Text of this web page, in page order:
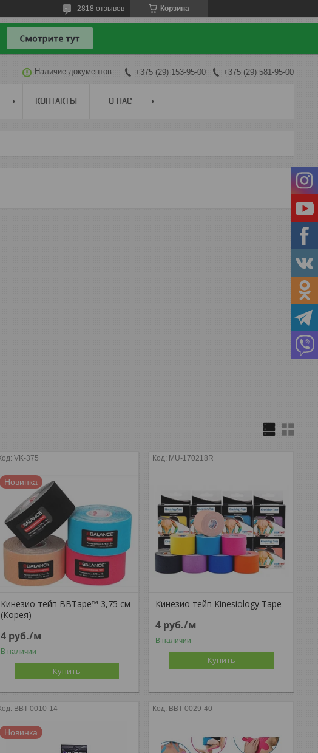
Корзина
2818 отзывов
Наличие документов +375 (29) 153-95-00 +375 (29) 581-95-00
КОНТАКТЫ О НАС
VK-375
Новинка
Кинезио тейп BBTape™ 3,75 см
(Корея)
4 руб./м
В наличии
Купить
MU-170218R
Кинезио тейп Kinesiology Tape
4 руб./м
В наличии
Купить
BBT 0010-14
Новинка
BBT 0029-40